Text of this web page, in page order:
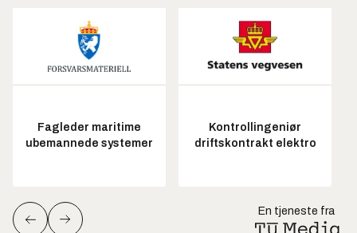
Fagleder maritime
ubemannede systemer
Kontrollingeniør
driftskontrakt elektro
En tjeneste fra